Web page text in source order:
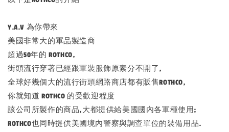
Y.A.V 為你帶來
美國非常大的軍品製造商
超過50年的 ROTHCO,
街頭流行穿著已經跟軍裝服飾原素分不開了,
全球好幾個大的流行街頭網路商店都有販售ROTHCO,
你就知道 ROTHCO 的受歡迎程度
該公司所製作的商品,大都提供給美國國內各軍種使用;
ROTHCO也同時提供美國境內警察與調查單位的裝備用品.